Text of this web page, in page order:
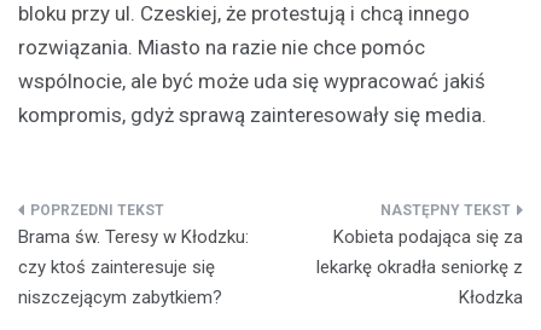
bloku przy ul. Czeskiej, że protestują i chcą innego
rozwiązania. Miasto na razie nie chce pomóc
wspólnocie, ale być może uda się wypracować jakiś
kompromis, gdyż sprawą zainteresowały się media.
Nawigacja
wpisu
Brama św. Teresy w Kłodzku:
czy ktoś zainteresuje się
niszczejącym zabytkiem?
Kobieta podająca się za
lekarkę okradła seniorkę z
Kłodzka